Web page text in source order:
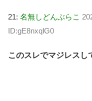
21: 名無しどんぶらこ
ID:gE8nxqlG0
このスレでマジレスし